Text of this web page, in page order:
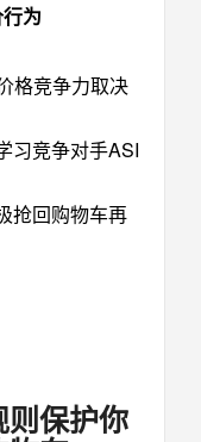
为
格竞争力取决
习竞争对手ASI
抢回购物车再
保护你